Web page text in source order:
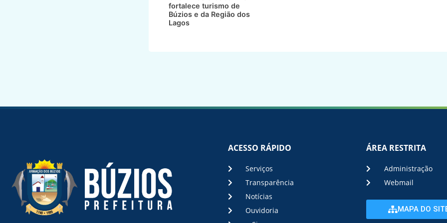
fortalece turismo de
Búzios e da Região dos
Lagos
ACESSO RÁPIDO
Serviços
Transparência
Notícias
Ouvidoria
ÁREA RESTRITA
Administração
Webmail
MAPA DO